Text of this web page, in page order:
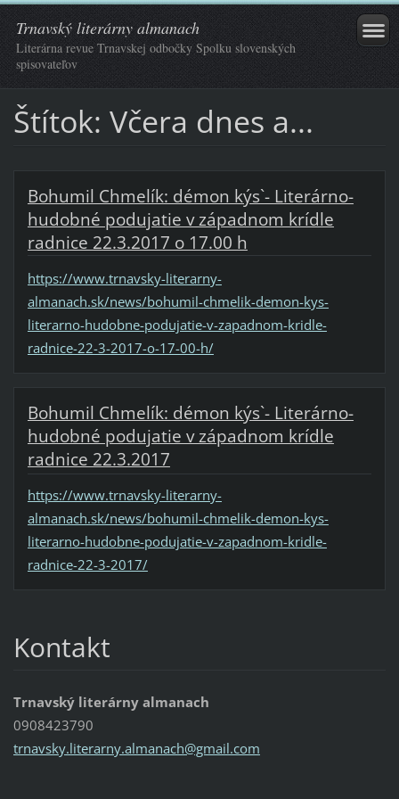
Trnavský literárny almanach
Literárna revue Trnavskej odbočky Spolku slovenských
spisovateľov
Štítok: Včera dnes a...
Bohumil Chmelík: démon kýs`- Literárno-
hudobné podujatie v západnom krídle
radnice 22.3.2017 o 17.00 h
https://www.trnavsky-literarny-
almanach.sk/news/bohumil-chmelik-demon-kys-
literarno-hudobne-podujatie-v-zapadnom-kridle-
radnice-22-3-2017-o-17-00-h/
Bohumil Chmelík: démon kýs`- Literárno-
hudobné podujatie v západnom krídle
radnice 22.3.2017
https://www.trnavsky-literarny-
almanach.sk/news/bohumil-chmelik-demon-kys-
literarno-hudobne-podujatie-v-zapadnom-kridle-
radnice-22-3-2017/
Kontakt
Trnavský literárny almanach
0908423790
trnavsky.literarny.almanach@gmail.com